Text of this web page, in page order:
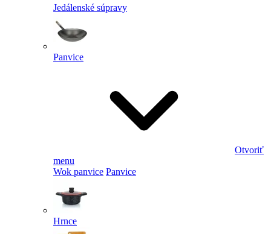
Jedálenské súpravy
Panvice
Otvoriť
menu
Wok panvice Panvice
Hrnce